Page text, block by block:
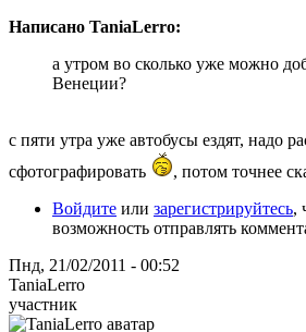
Написано TaniaLerro:
а утром во сколько уже можно
Венеции?
с пяти утра уже автобусы ездят, надо
сфотографировать
, потом точнее
Войдите или зарегистрируйтесь,
возможность отправлять
Пнд, 21/02/2011 - 00:52
TaniaLerro
участник